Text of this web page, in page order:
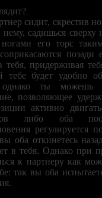
сидит, скрестив
садишься сверху
его торс
позади
тебя, придерживая
тебе будет удобно
однако ты можешь
позволяющее
активно
либо оба
регулируется
оба откинетесь
в тебя. Однако при
к партнеру как
так вы оба